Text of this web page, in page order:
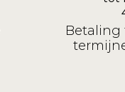
Betaling